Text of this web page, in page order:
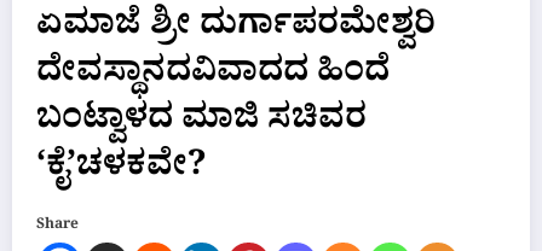
ಏಮಾಜೆ ಶ್ರೀ ದುರ್ಗಾಪರಮೇಶ್ವರಿ
ದೇವಸ್ಥಾನದವಿವಾದದ ಹಿಂದೆ
ಬಂಟ್ವಾಳದ ಮಾಜಿ ಸಚಿವರ
‘ಕೈ’ಚಳಕವೇ?
Share